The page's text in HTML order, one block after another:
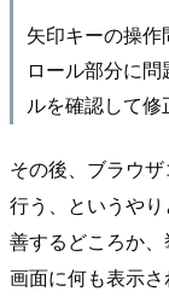
矢印キーの操作
ロール部分に
ルを確認して修
その後、ブラウ
行う、というや
善するどころか
画面に何も表示